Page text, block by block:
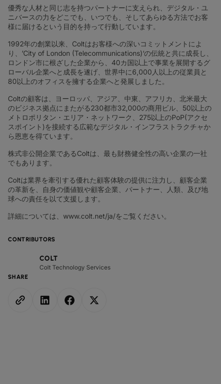
CONTRIBUTORS
COLT
Colt Technology Services
SHARE
優秀な人材と同じ志を持つパートナーに支えられ、デジタル・ユ
ニバースの力をどこでも、いつでも、そしてあらゆる方法でお客
様に届けるという目的を持って行動しています。
1992年の創業以来、Coltはお客様への深いコミットメントによ
り、’City of London (Telecommunications)‘の伝統と共に成長し、
ロンドン市に根ざした企業から、40カ国以上で事業を展開するグ
ローバル企業へと成長を遂げ、世界中に6,000人以上の従業員と
80以上のオフィスを擁する企業へと発展しました。
Coltの顧客は、ヨーロッパ、アジア、中東、アフリカ、北米最大
のビジネス拠点にまたがる230都市32,000の商用ビル、50以上の
メトロポリタン・エリア・ネットワーク、275以上のPoP(アクセ
スポイント)を接続する広範なデジタル・インフラストラクチャか
ら恩恵を得ています。
株式非公開企業であるColtは、最も財務健全性の高い企業の一社
でもあります。
Coltは業界を牽引する優れた顧客体験の提供に注力し、顧客企業
の革新を、自身の価値観や顧客企業、パートナー、人類、及び地
球への責任を以て支援します。
詳細については、www.colt.net/ja/をご覧ください。